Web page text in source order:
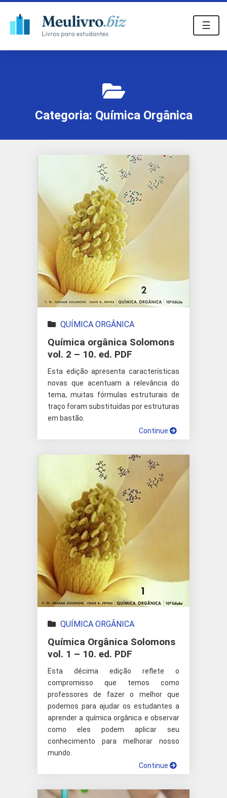
☰
Categoria: Química Orgânica
QUÍMICA ORGÂNICA
Química orgânica Solomons
vol. 2 – 10. ed. PDF
Esta edição apresenta características
novas que acentuam a relevância do
tema, muitas fórmulas estruturais de
traço foram substituídas por estruturas
em bastão.
Continue
QUÍMICA ORGÂNICA
Química Orgânica Solomons
vol. 1 – 10. ed. PDF
Esta décima edição reflete o
compromisso que temos como
professores de fazer o melhor que
podemos para ajudar os estudantes a
aprender a química orgânica e observar
como eles podem aplicar seu
conhecimento para melhorar nosso
mundo.
Continue